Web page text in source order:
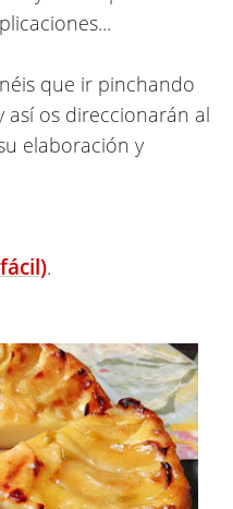
que ir pinchando
así os direccionarán al
elaboración y
.